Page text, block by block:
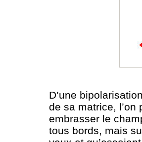
D’une
de sa matrice,
embrasser le
tous bords, mais